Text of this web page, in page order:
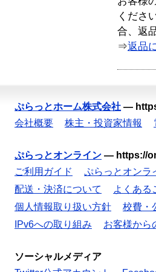
くださ
合、返
⇒返品
ぷらっとホーム株式会社 —
会社概要
株主・投資家情報
ぷらっとオンライン — https://
ご利用ガイド
ぷらっとオンラ
配送・決済について
よくある
個人情報取り扱い方針
校費・
IPv6への取り組み
お客様から
ソーシャルメディア